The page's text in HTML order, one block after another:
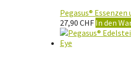
Pegasus® Essenzen
27,90 CHF In den